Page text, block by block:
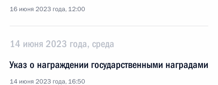
16 июня 2023 года, 12:00
14 июня 2023 года, среда
Указ о награждении государственными наградами
14 июня 2023 года, 16:50